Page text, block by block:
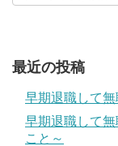
最近の投稿
早期退職して
早期退職して
こと～